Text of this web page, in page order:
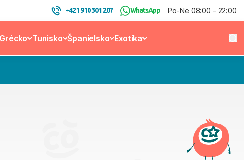
+421 910 301 207 WhatsApp Po-Ne 08:00 - 22:00
Tunisko Španielsko Exotika